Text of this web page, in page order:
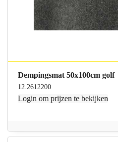
Dempingsmat 50x100cm golf
12.2612200
Login om prijzen te bekijken